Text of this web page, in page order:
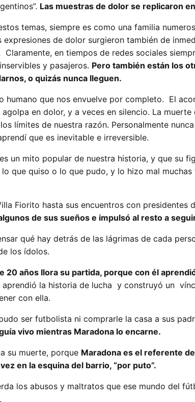
Las muestras de dolor se replicaron
temas, siempre es como una familia
de dolor surgieron también de
en tiempos de redes sociales
y pasajeros. Pero también están los
o quizás nunca lleguen.
humano que nos envuelve por completo. El
en dolor, y a veces en silencio. La muerte
límites de nuestra razón. Personalmente
que es inevitable e irreversible.
un mito popular de nuestra historia, y que su
que quiso o lo que pudo, y lo hizo mal muchas
Fiorito hasta sus encuentros con presidentes
de sus sueños e impulsó al resto a
qué hay detrás de las lágrimas de cada
los ídolos.
20 años llora su partida, porque con él
la historia de lucha y construyó un
con ella.
ser futbolista ni comprarle la casa a sus
vivo mientras Maradona lo encarne.
su muerte, porque Maradona es el referente
en la esquina del barrio, “por puto”.
los abusos y maltratos que ese mundo del